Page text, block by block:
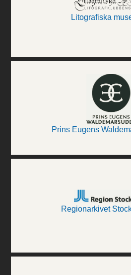
Litografiska
Prins Eugens
Regionarkivet